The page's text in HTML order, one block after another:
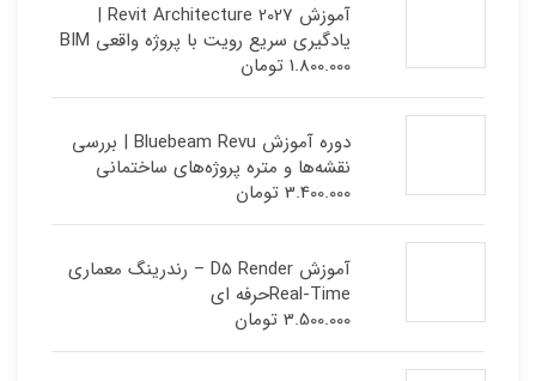
آموزش Revit Architecture 2027 |
یادگیری سریع رویت با پروژه واقعی BIM
1.800.000 تومان
دوره آموزش Bluebeam Revu | بررسی
نقشه‌ها و متره پروژه‌های ساختمانی
3.400.000 تومان
آموزش D5 Render – رندرینگ معماری
Real-Timeحرفه ای
3.500.000 تومان